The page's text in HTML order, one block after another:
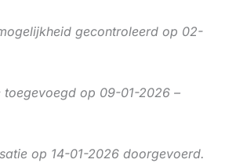
gecontroleerd op 02-
toegevoegd op 09-01-2026 –
op 14-01-2026 doorgevoerd.